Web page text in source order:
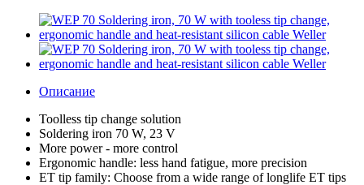
Описание
Toolless tip change solution
Soldering iron 70 W, 23 V
More power - more control
Ergonomic handle: less hand fatigue, more precision
ET tip family: Choose from a wide range of longlife ET tips